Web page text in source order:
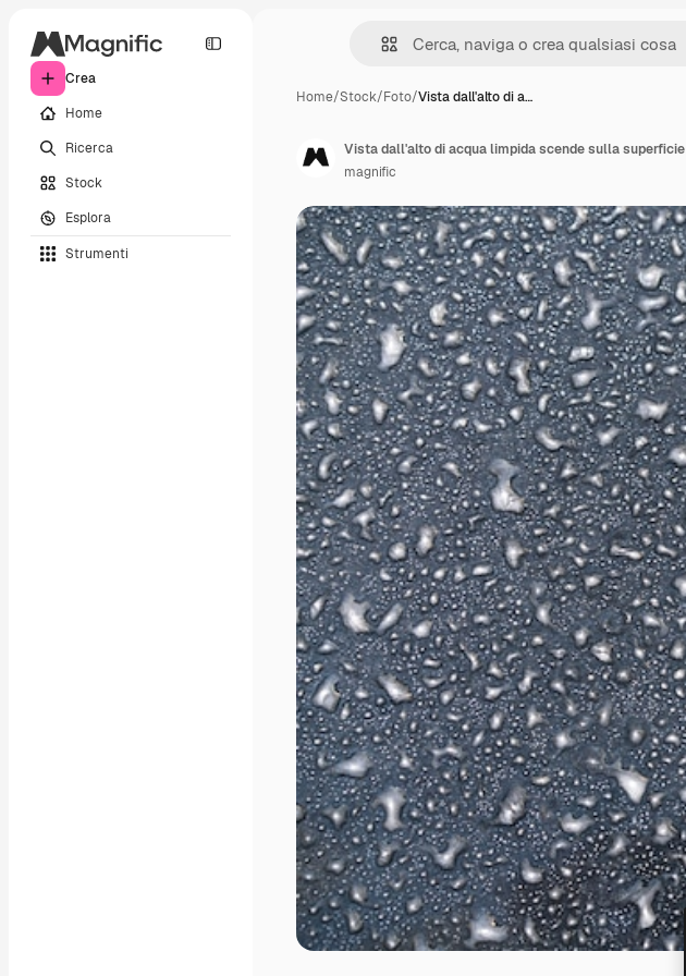
Crea
Home
Ricerca
Stock
Esplora
Strumenti
Home/Stock/Foto/Vista dall'alto di a…
Vista dall'alto di acqua limpida scende sulla superficie
magnific